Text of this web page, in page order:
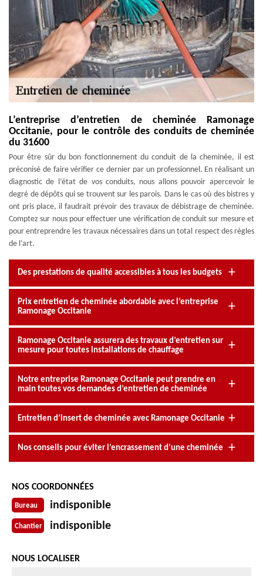
L’entreprise d’entretien de cheminée Ramonage
Occitanie, pour le contrôle des conduits de cheminée
du 31600
Pour être sûr du bon fonctionnement du conduit de la cheminée, il est
préconisé de faire vérifier ce dernier par un professionnel. En réalisant un
diagnostic de l’état de vos conduits, nous allons pouvoir apercevoir le
degré de dépôts qui se trouvent sur les parois. Dans le cas où des bistres y
ont pris place, il faudrait prévoir des travaux de débistrage de cheminée.
Comptez sur nous pour effectuer une vérification de conduit sur mesure et
pour entreprendre les travaux nécessaires dans un total respect des règles
de l’art.
Des prestations de qualité accessibles à tous les budgets
Prix entretien de cheminée abordable avec l’entreprise
Ramonage Occitanie
Ramonage Occitanie assurera des travaux d’entretien sur
mesure pour toutes installations de chauffage
Notre entreprise Ramonage Occitanie peut prendre en
main toutes vos demandes d’entretien de cheminée
Entretien d’insert de cheminée avec Ramonage Occitanie
Nos conseils pour éviter l’encrassement d’une cheminée
NOS COORDONNÉES
Bureau indisponible
Chantier indisponible
NOUS LOCALISER